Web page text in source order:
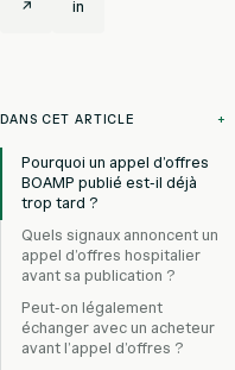
↗ in
DANS CET ARTICLE +
Pourquoi un appel d’offres
BOAMP publié est-il déjà
trop tard ?
Quels signaux annoncent un
appel d’offres hospitalier
avant sa publication ?
Peut-on légalement
échanger avec un acheteur
avant l’appel d’offres ?